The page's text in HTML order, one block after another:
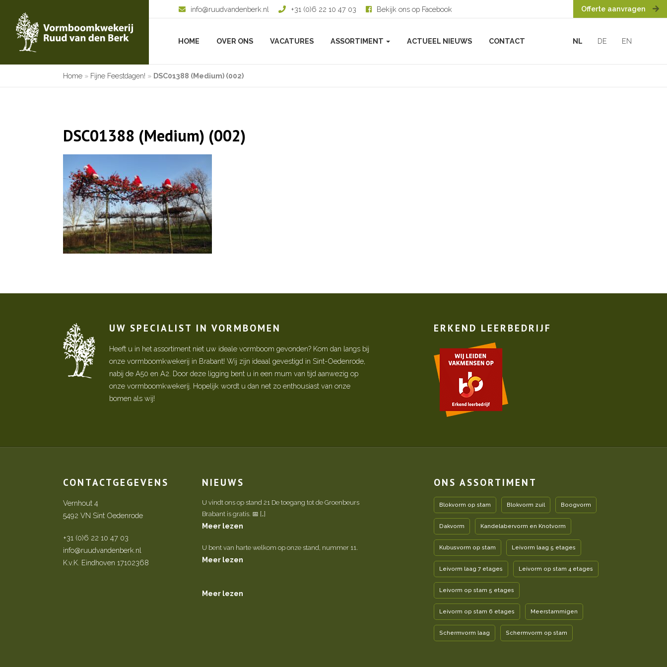
info@ruudvandenberk.nl +31 (0)6 22 10 47 03 Bekijk ons op Facebook Offerte aanvragen
HOME OVER ONS VACATURES ASSORTIMENT ACTUEEL NIEUWS CONTACT NL DE EN
Home » Fijne Feestdagen! » DSC01388 (Medium) (002)
DSC01388 (Medium) (002)
UW SPECIALIST IN VORMBOMEN
Heeft u in het assortiment niet uw ideale vormboom gevonden? Kom dan langs bij
onze vormboomkwekerij in Brabant! Wij zijn ideaal gevestigd in Sint-Oedenrode,
nabij de A50 en A2. Door deze ligging bent u in een mum van tijd aanwezig op
onze vormboomkwekerij. Hopelijk wordt u dan net zo enthousiast van onze
bomen als wij!
ERKEND LEERBEDRIJF
CONTACTGEGEVENS
Vernhout 4
5492 VN Sint Oedenrode
+31 (0)6 22 10 47 03
info@ruudvandenberk.nl
K.v.K. Eindhoven 17102368
NIEUWS
U vindt ons op stand 21 De toegang tot de Groenbeurs
Brabant is gratis. 📅 […]
Meer lezen
U bent van harte welkom op onze stand, nummer 11.
Meer lezen
Meer lezen
ONS ASSORTIMENT
Blokvorm op stam Blokvorm zuil Boogvorm
Dakvorm Kandelabervorm en Knotvorm
Kubusvorm op stam Leivorm laag 5 etages
Leivorm laag 7 etages Leivorm op stam 4 etages
Leivorm op stam 5 etages
Leivorm op stam 6 etages Meerstammigen
Schermvorm laag Schermvorm op stam